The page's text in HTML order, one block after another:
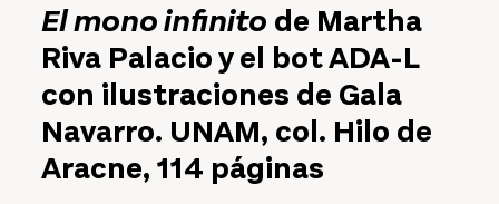
El mono infinito de Martha
Riva Palacio y el bot ADA-L
con ilustraciones de Gala
Navarro. UNAM, col. Hilo de
Aracne, 114 páginas